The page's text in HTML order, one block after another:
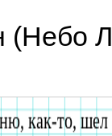
(Небо